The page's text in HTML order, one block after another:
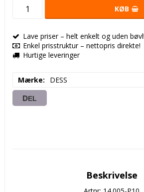
KØB
Lave priser – helt enkelt og uden bøvl!
Enkel prisstruktur – nettopris direkte!
Hurtige leveringer
Mærke DESS
DEL
Beskrivelse